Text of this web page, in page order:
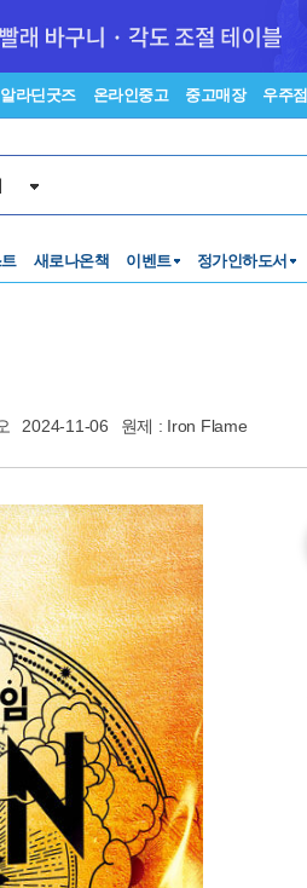
알라딘굿즈 온라인중고 중고매장 우주점
새로나온책 이벤트 정가인하도서
2024-11-06 원제 : Iron Flame